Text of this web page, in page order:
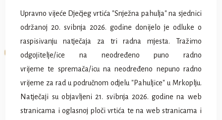
Upravno vijeće Dječjeg vrtića "Snježna pahulja" na sjednici
održanoj 20. svibnja 2026. godine donijelo je odluke o
raspisivanju natječaja za tri radna mjesta. Tražimo
odgojitelje/ice na neodređeno puno radno
vrijeme te spremača/icu na neodređeno nepuno radno
vrijeme za rad u područnom odjelu "Pahuljice" u Mrkoplju.
Natječaji su objavljeni 21. svibnja 2026. godine na web
stranicama i oglasnoj ploči vrtića te na web stranicama i